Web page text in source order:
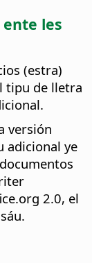
les
(estra)
tipu de lletra
versión
adicional ye
2.0, el